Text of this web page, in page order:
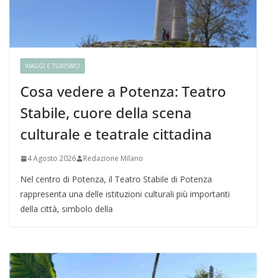
VIAGGI E TURISMO
Cosa vedere a Potenza: Teatro
Stabile, cuore della scena
culturale e teatrale cittadina
4 Agosto 2026 Redazione Milano
Nel centro di Potenza, il Teatro Stabile di Potenza
rappresenta una delle istituzioni culturali più importanti
della città, simbolo della